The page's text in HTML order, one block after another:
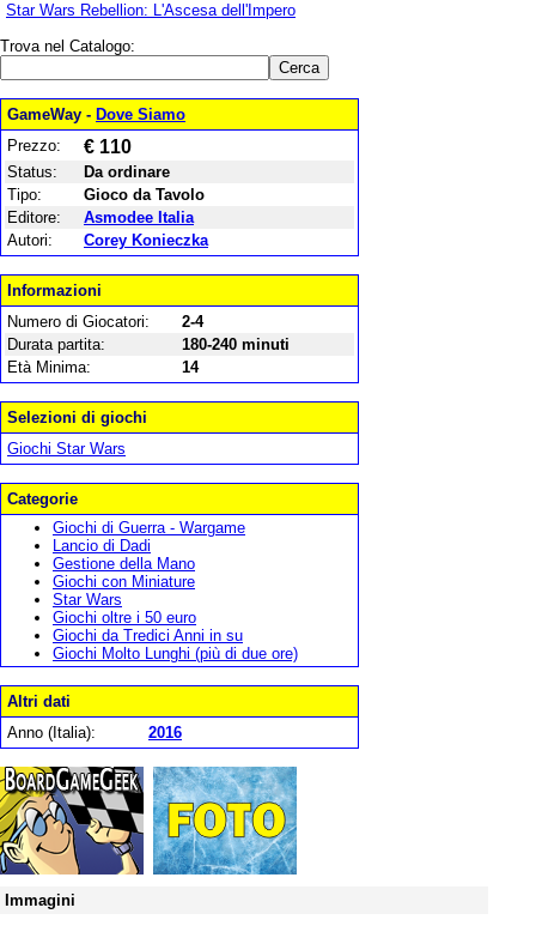
Star Wars Rebellion: L'Ascesa dell'Impero
Trova nel Catalogo:
GameWay - Dove Siamo
Prezzo:
€ 110
Status:
Da ordinare
Tipo:
Gioco da Tavolo
Editore:
Asmodee Italia
Autori:
Corey Konieczka
Informazioni
Numero di Giocatori:
2-4
Durata partita:
180-240 minuti
Età Minima:
14
Selezioni di giochi
Giochi Star Wars
Categorie
Giochi di Guerra - Wargame
Lancio di Dadi
Gestione della Mano
Giochi con Miniature
Star Wars
Giochi oltre i 50 euro
Giochi da Tredici Anni in su
Giochi Molto Lunghi (più di due ore)
Altri dati
Anno (Italia):
2016
Immagini